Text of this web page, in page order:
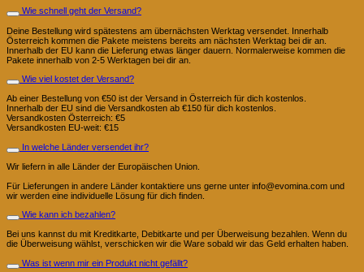
Wie schnell geht der Versand?
Deine Bestellung wird spätestens am übernächsten Werktag versendet. Innerhalb
Österreich kommen die Pakete meistens bereits am nächsten Werktag bei dir an.
Innerhalb der EU kann die Lieferung etwas länger dauern. Normalerweise kommen die
Pakete innerhalb von 2-5 Werktagen bei dir an.
Wie viel kostet der Versand?
Ab einer Bestellung von €50 ist der Versand in Österreich für dich kostenlos.
Innerhalb der EU sind die Versandkosten ab €150 für dich kostenlos.
Versandkosten Österreich: €5
Versandkosten EU-weit: €15
In welche Länder versendet ihr?
Wir liefern in alle Länder der Europäischen Union.
Für Lieferungen in andere Länder kontaktiere uns gerne unter info@evomina.com und
wir werden eine individuelle Lösung für dich finden.
Wie kann ich bezahlen?
Bei uns kannst du mit Kreditkarte, Debitkarte und per Überweisung bezahlen. Wenn du
die Überweisung wählst, verschicken wir die Ware sobald wir das Geld erhalten haben.
Was ist wenn mir ein Produkt nicht gefällt?